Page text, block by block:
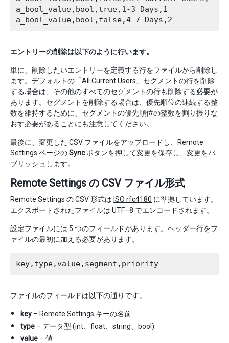
a_bool_value,bool,true,1-3 Days,1
エントリーの削除は以下のように行います。
単に、削除したいエントリーを定義する行をファイルから削除し
ます。デフォルトの「All Current Users」セグメントの行を削除
する場合は、その他のすべてのセグメントの行も削除する必要が
あります。セグメントを削除する場合は、優先順位の連続する整
数を維持するために、セグメントの優先順位の整数を割り振りな
おす必要があることにも注意してください。
最後に、変更した CSV ファイルをアップロードし、Remote
Settings ページのSyncボタンを押して変更を保存し、変更をパ
ブリッシュします。
Remote Settings の CSV ファイル形式
Remote Settings の CSV 形式は ISO rfc4180 に準拠しています。
エクスポートされたファイルは UTF–8 でエンコードされます。
設定ファイルには 5 つのフィールドがあります。ヘッダー行をフ
ァイルの最初に加える必要があります。
ファイルのフィールドは以下の通りです。
key – Remote Settings キーの名前
type – データ型 (int、float、string、bool)
value – 値